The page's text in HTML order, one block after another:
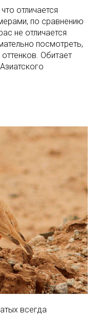
отличается
по сравнению
не отличается
посмотреть,
Обитает
всегда